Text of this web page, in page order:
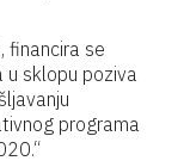
financira se
u sklopu poziva
programa